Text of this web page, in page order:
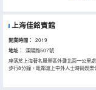
上海佳銘賓館
開業時間： 2019
地址：
溧陽路507號
座落於上海著名風景區外灘北面一公里
步行8分鐘。毗鄰滬上中外人士時尚娛
捷。將浦江二岸的秀麗景色及東方明珠